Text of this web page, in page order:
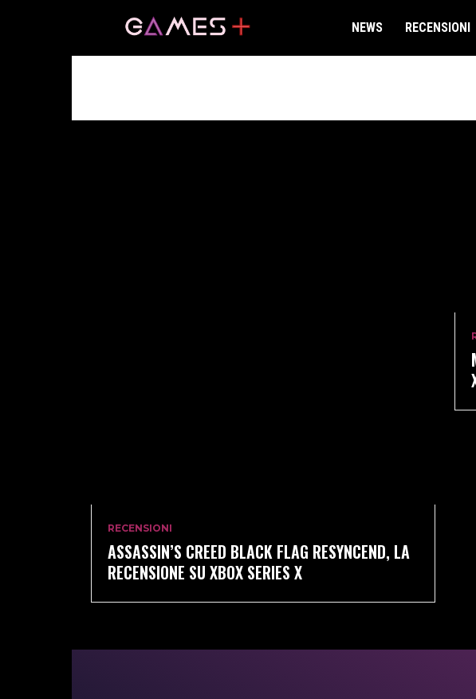
NEWS RECENSIONI
RECENSIONI
ASSASSIN’S CREED BLACK FLAG RESYNCEND, LA
RECENSIONE SU XBOX SERIES X